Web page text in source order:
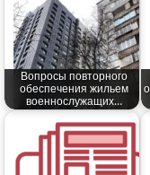
Вопросы повторного
обеспечения жильем
военнослужащих…